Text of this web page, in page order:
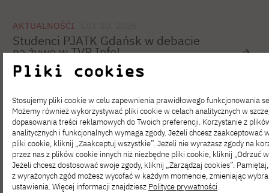
AKTUALNOŚĆI
Studenci PJATK Gdańsk w debacie
na żywo w TVP Info!
1 … 7 8 9 10 11 12 13
Pliki cookies
Stosujemy pliki cookie w celu zapewnienia prawidłowego funkcjonowania
Możemy również wykorzystywać pliki cookie w celach analitycznych w
dopasowania treści reklamowych do Twoich preferencji. Korzystanie z
analitycznych i funkcjonalnych wymaga zgody. Jeżeli chcesz zaakceptować
pliki cookie, kliknij „Zaakceptuj wszystkie”. Jeżeli nie wyrażasz zgody na
przez nas z plików cookie innych niż niezbędne pliki cookie, kliknij „Odrzuć
Jeżeli chcesz dostosować swoje zgody, kliknij „Zarządzaj cookies”.
z wyrażonych zgód możesz wycofać w każdym momencie, zmieniając
ustawienia. Więcej informacji znajdziesz Polityce prywatności.